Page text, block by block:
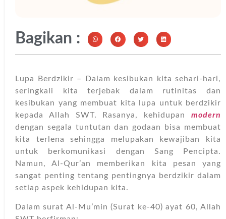
Bagikan :
Lupa Berdzikir – Dalam kesibukan kita sehari-hari,
seringkali kita terjebak dalam rutinitas dan
kesibukan yang membuat kita lupa untuk berdzikir
kepada Allah SWT. Rasanya, kehidupan modern
dengan segala tuntutan dan godaan bisa membuat
kita terlena sehingga melupakan kewajiban kita
untuk berkomunikasi dengan Sang Pencipta.
Namun, Al-Qur’an memberikan kita pesan yang
sangat penting tentang pentingnya berdzikir dalam
setiap aspek kehidupan kita.
Dalam surat Al-Mu’min (Surat ke-40) ayat 60, Allah